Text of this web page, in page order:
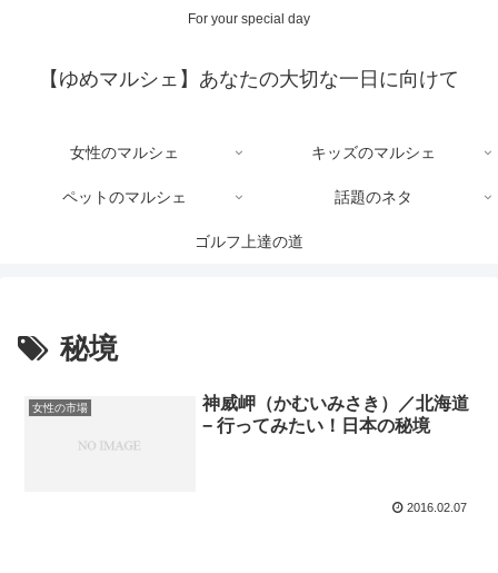
For your special day
【ゆめマルシェ】あなたの大切な一日に向けて
女性のマルシェ キッズのマルシェ
ペットのマルシェ 話題のネタ
ゴルフ上達の道
秘境
女性の市場
神威岬（かむいみさき）／北海道
− 行ってみたい！日本の秘境
2016.02.07